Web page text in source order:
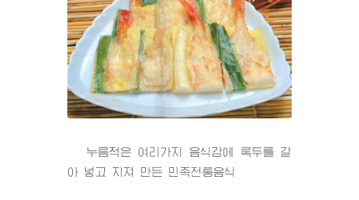
누름적은 여리가지 음식감에 록두를 갈
아 넣고 지져 만든 민족전통음식